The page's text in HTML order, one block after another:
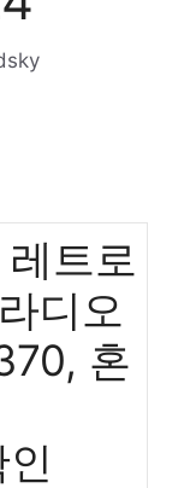
트로
디오
혼